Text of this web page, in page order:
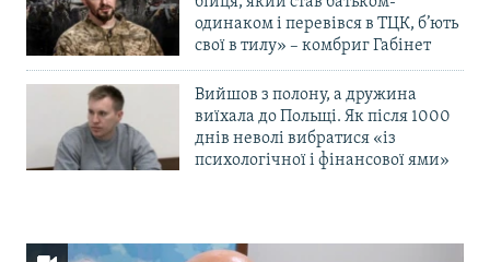
одинаком і перевівся в ТЦК, б’ють
свої в тилу» – комбриг Габінет
Вийшов з полону, а дружина
виїхала до Польщі. Як після 1000
днів неволі вибратися «із
психологічної і фінансової ями»